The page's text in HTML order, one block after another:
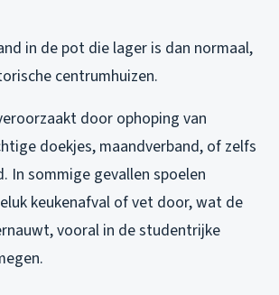
in de pot die lager is dan normaal,
centrumhuizen.
door ophoping van
doekjes, maandverband, of zelfs
In sommige gevallen spoelen
keukenafval of vet door, wat de
vooral in de studentrijke